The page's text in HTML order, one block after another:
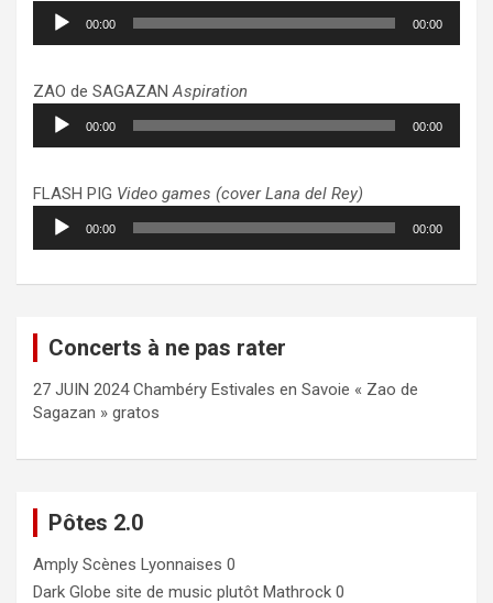
Lecteur
audio
00:00 00:00
ZAO de SAGAZANAspiration
Lecteur
audio
00:00 00:00
FLASH PIG Video games (cover Lana del Rey)
Lecteur
audio
00:00 00:00
Concerts à ne pas rater
27 JUIN 2024 Chambéry Estivales en Savoie « Zao de
Sagazan » gratos
Pôtes 2.0
Amply Scènes Lyonnaises 0
Dark Globe site de music plutôt Mathrock 0